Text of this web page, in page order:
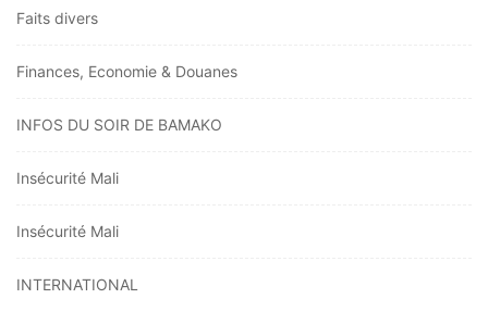
Faits divers
Finances, Economie & Douanes
INFOS DU SOIR DE BAMAKO
Insécurité Mali
Insécurité Mali
INTERNATIONAL